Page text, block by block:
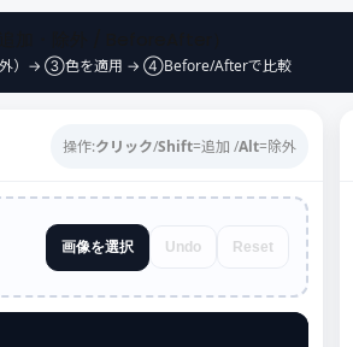
外）→ ③色を適用 → ④Before/Afterで比較
操作:クリック/Shift=追加 /Alt=除外
画像を選択 Undo Reset